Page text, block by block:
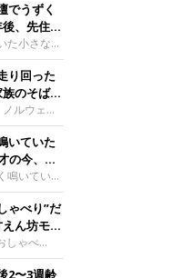
でうずく
、先住猫
た小さな子
先住猫と
た。保護
は、
・ティダ
です。こ
ちゃん。
から大雨に
でした。花
かりのテ
飼い主
り回った
のそばで
た」
ルウェー
猫。お迎え
子を見せ
でうとう
むうちゃ
は、
さんの
後約3カ月
キャッ
撮影された
たむうち
いていた
の今、筋
鳴いてい
に迎えら
成長しま
いた小さな
ユーザー
ゃん（取
ゃべり”だ
ん坊モー
しゃべ
才になった